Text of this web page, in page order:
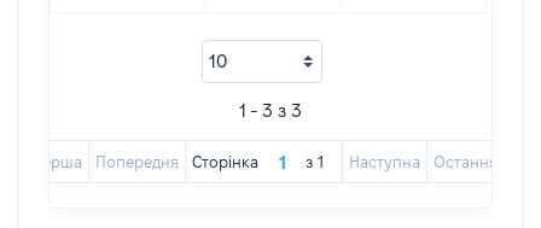
1 - 3 з 3
Перша Попередня Сторінка з 1 Наступна Остання